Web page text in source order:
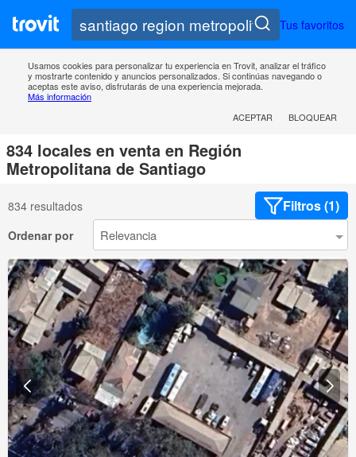
Tus favoritos
Usamos cookies para personalizar tu experiencia en Trovit, analizar el tráfico
y mostrarte contenido y anuncios personalizados. Si continúas navegando o
aceptas este aviso, disfrutarás de una experiencia mejorada.
Más información
ACEPTAR
BLOQUEAR
834 locales en venta en Región
Metropolitana de Santiago
834 resultados Filtros (1)
Ordenar por